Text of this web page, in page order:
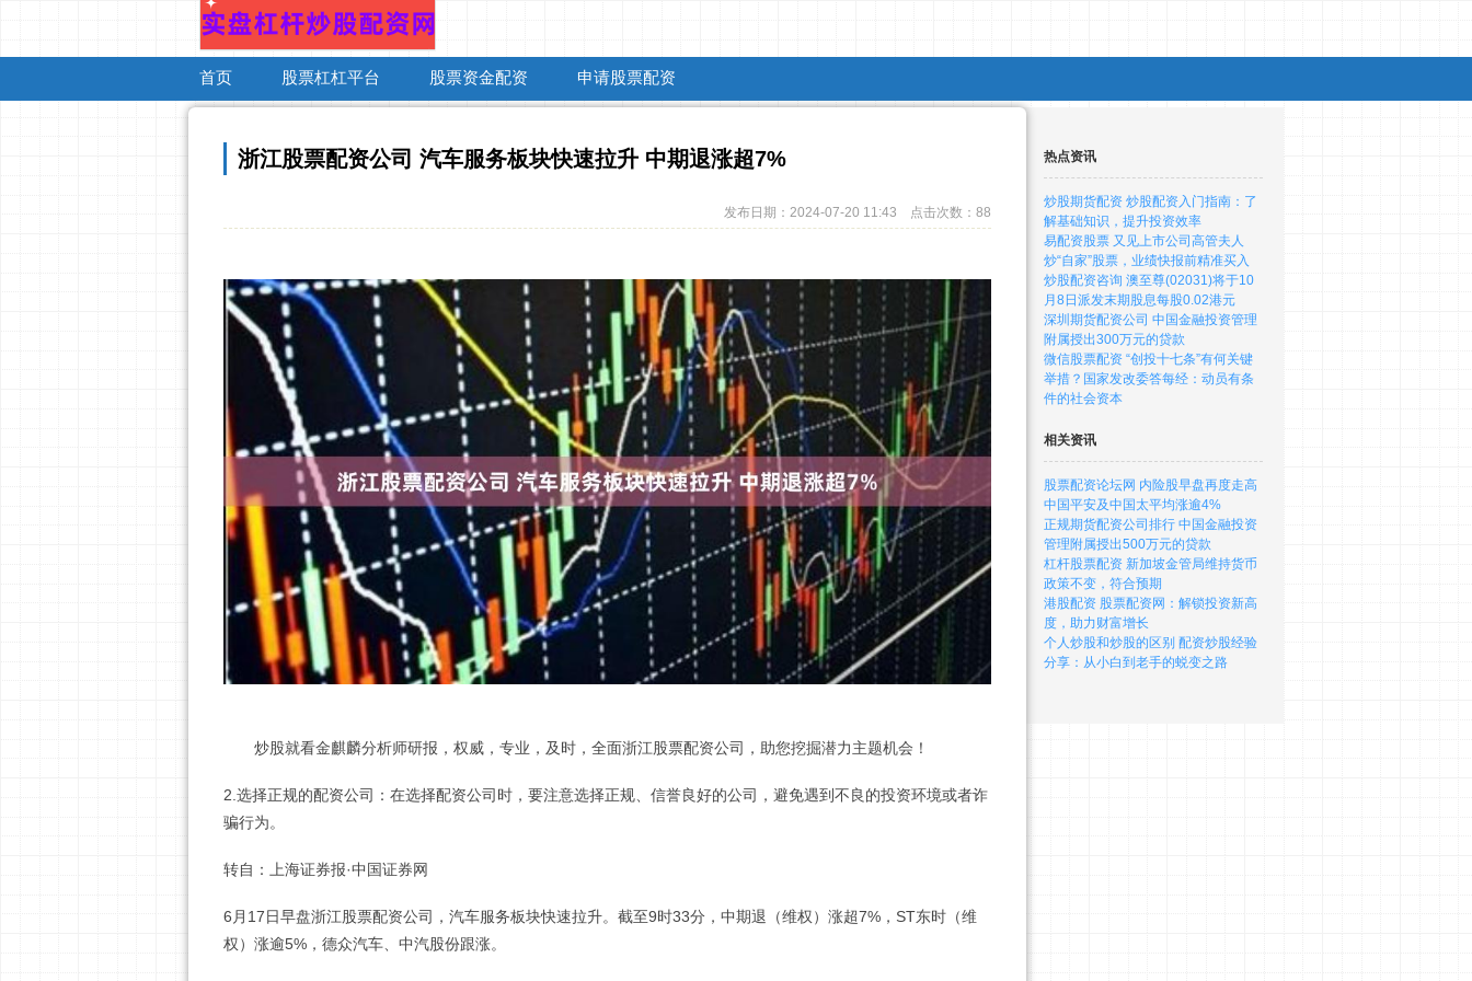
首页 股票杠杠平台 股票资金配资 申请股票配资
浙江股票配资公司 汽车服务板块快速拉升 中期退涨超7%
发布日期：2024-07-20 11:43 点击次数：88
炒股就看金麒麟分析师研报，权威，专业，及时，全面浙江股票配资公司，助您挖掘潜力主题机会！
2.选择正规的配资公司：在选择配资公司时，要注意选择正规、信誉良好的公司，避免遇到不良的投资环境或者诈
骗行为。
转自：上海证券报·中国证券网
6月17日早盘浙江股票配资公司，汽车服务板块快速拉升。截至9时33分，中期退（维权）涨超7%，ST东时（维
权）涨逾5%，德众汽车、中汽股份跟涨。
热点资讯
炒股期货配资 炒股配资入门指南：了
解基础知识，提升投资效率
易配资股票 又见上市公司高管夫人
炒“自家”股票，业绩快报前精准买入
炒股配资咨询 澳至尊(02031)将于10
月8日派发末期股息每股0.02港元
深圳期货配资公司 中国金融投资管理
附属授出300万元的贷款
微信股票配资 “创投十七条”有何关键
举措？国家发改委答每经：动员有条
件的社会资本
相关资讯
股票配资论坛网 内险股早盘再度走高
中国平安及中国太平均涨逾4%
正规期货配资公司排行 中国金融投资
管理附属授出500万元的贷款
杠杆股票配资 新加坡金管局维持货币
政策不变，符合预期
港股配资 股票配资网：解锁投资新高
度，助力财富增长
个人炒股和炒股的区别 配资炒股经验
分享：从小白到老手的蜕变之路